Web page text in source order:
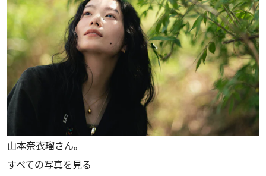
山本奈衣瑠さん。
すべての写真を見る